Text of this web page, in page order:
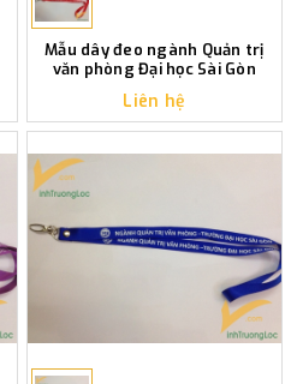
Mẫu dây đeo ngành Quản trị
văn phòng Đại học Sài Gòn
Liên hệ